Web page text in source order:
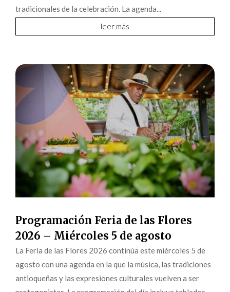
tradicionales de la celebración. La agenda...
leer más
Programación Feria de las Flores
2026 – Miércoles 5 de agosto
La Feria de las Flores 2026 continúa este miércoles 5 de
agosto con una agenda en la que la música, las tradiciones
antioqueñas y las expresiones culturales vuelven a ser